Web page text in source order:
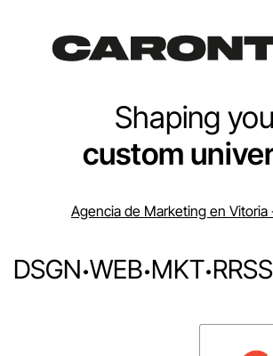
Shaping
custom
Agencia de Marketing en Vitoria
DSGN·WEB·MKT·RRSS